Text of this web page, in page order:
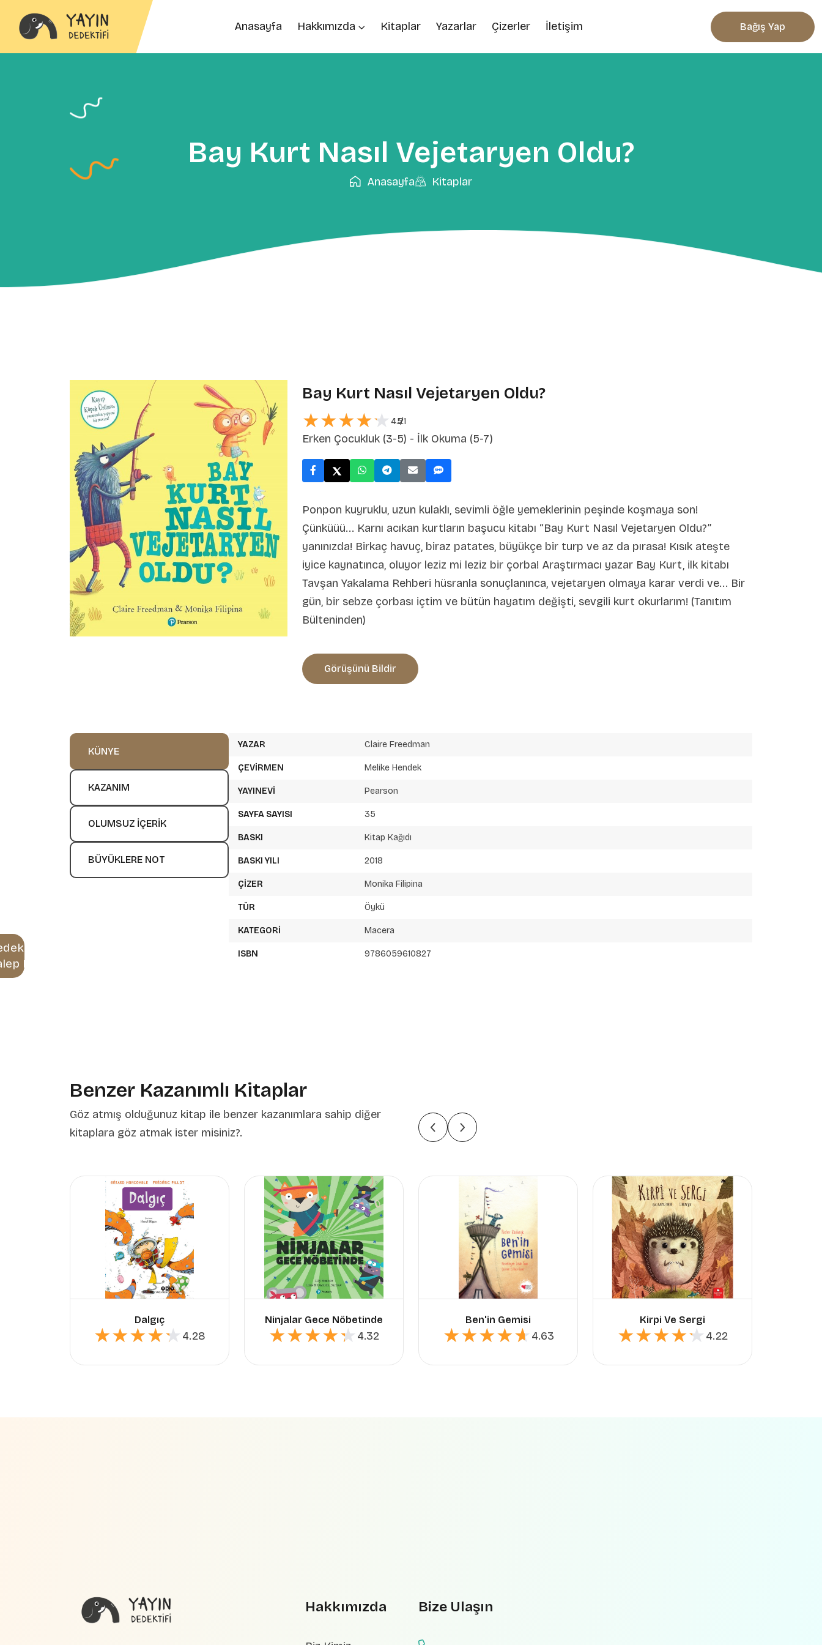
Anasayfa Hakkımızda Kitaplar Yazarlar Çizerler İletişim Bağış Yap
Bay Kurt Nasıl Vejetaryen Oldu?
Anasayfa Kitaplar
Bay Kurt Nasıl Vejetaryen Oldu?
★★★★★
★★★★★ 4.21
/
5
Erken Çocukluk (3-5) - İlk Okuma (5-7)
Ponpon kuyruklu, uzun kulaklı, sevimli öğle yemeklerinin peşinde koşmaya son!
Çünküüü... Karnı acıkan kurtların başucu kitabı “Bay Kurt Nasıl Vejetaryen Oldu?”
yanınızda! Birkaç havuç, biraz patates, büyükçe bir turp ve az da pırasa! Kısık ateşte
iyice kaynatınca, oluyor leziz mi leziz bir çorba! Araştırmacı yazar Bay Kurt, ilk kitabı
Tavşan Yakalama Rehberi hüsranla sonuçlanınca, vejetaryen olmaya karar verdi ve... Bir
gün, bir sebze çorbası içtim ve bütün hayatım değişti, sevgili kurt okurlarım! (Tanıtım
Bülteninden)
Görüşünü Bildir
KÜNYE
KAZANIM
OLUMSUZ İÇERIK
BÜYÜKLERE NOT
YAZAR Claire Freedman
ÇEVIRMEN Melike Hendek
YAYINEVI Pearson
SAYFA SAYISI 35
BASKI Kitap Kağıdı
BASKI YILI 2018
ÇIZER Monika Filipina
TÜR Öykü
KATEGORI Macera
ISBN 9786059610827
Benzer Kazanımlı Kitaplar
Göz atmış olduğunuz kitap ile benzer kazanımlara sahip diğer
kitaplara göz atmak ister misiniz?.
Dalgıç
★★★★★
★★★★★ 4.28
Ninjalar Gece Nöbetinde
★★★★★
★★★★★ 4.32
Ben'in Gemisi
★★★★★
★★★★★ 4.63
Kirpi Ve Sergi
★★★★★
★★★★★ 4.22
Hakkımızda Bize Ulaşın
Et